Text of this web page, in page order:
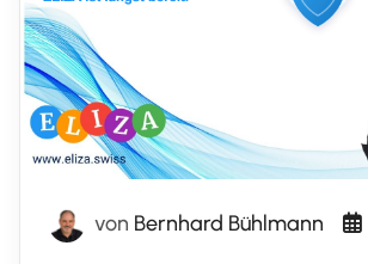
von Bernhard Bühlmann